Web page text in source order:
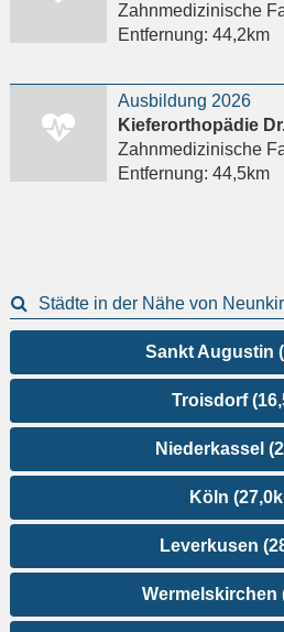
Entfernung: 44,2km
Ausbildung 2026
Entfernung: 44,5km
Städte in der Nähe von
Sankt Augustin
Troisdorf
Niederkassel
Köln
Leverkusen
Wermelskirchen